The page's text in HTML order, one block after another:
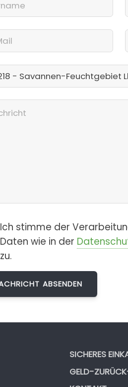
Ich stimme der
Daten wie in der
zu.
SICHERES
GELD-